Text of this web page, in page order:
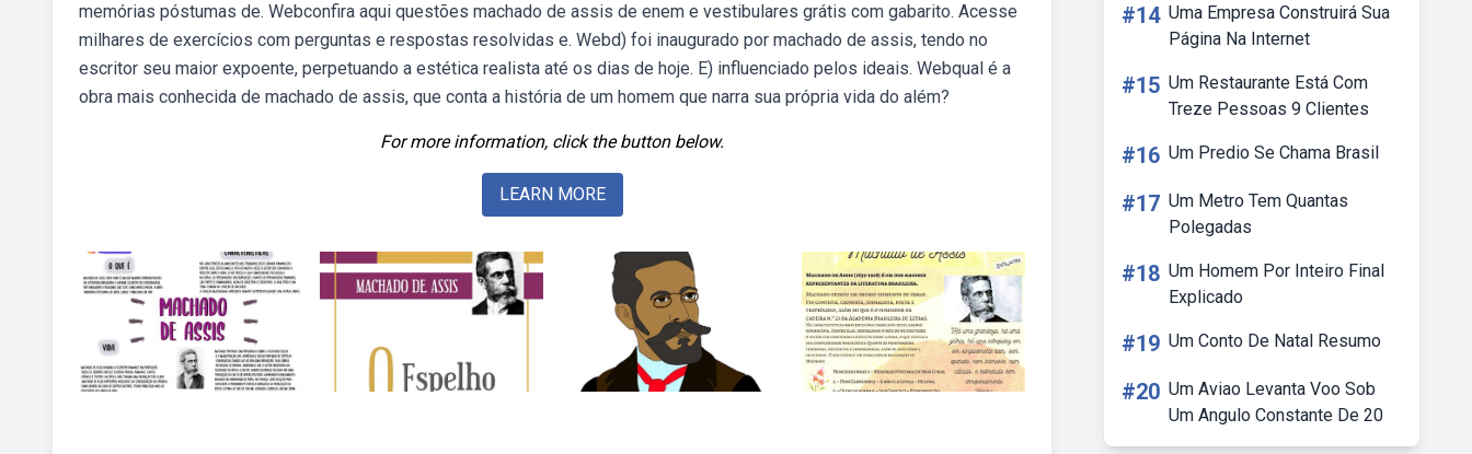
memórias póstumas de. Webconfira aqui questões machado de assis de enem e vestibulares grátis com gabarito. Acesse
milhares de exercícios com perguntas e respostas resolvidas e. Webd) foi inaugurado por machado de assis, tendo no
escritor seu maior expoente, perpetuando a estética realista até os dias de hoje. E) influenciado pelos ideais. Webqual é a
obra mais conhecida de machado de assis, que conta a história de um homem que narra sua própria vida do além?
For more information, click the button below.
LEARN MORE
#14 Uma Empresa Construirá Sua
Página Na Internet
#15 Um Restaurante Está Com
Treze Pessoas 9 Clientes
#16 Um Predio Se Chama Brasil
#17 Um Metro Tem Quantas
Polegadas
#18 Um Homem Por Inteiro Final
Explicado
#19 Um Conto De Natal Resumo
#20 Um Aviao Levanta Voo Sob
Um Angulo Constante De 20